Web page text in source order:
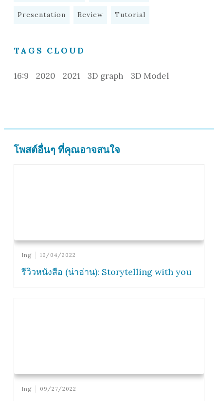
Presentation Review Tutorial
TAGS CLOUD
16:9 2020 2021 3D graph 3D Model
โพสต์อื่นๆ ที่คุณอาจสนใจ
Ing 10/04/2022
รีวิวหนังสือ (น่าอ่าน): Storytelling with you
Ing 09/27/2022